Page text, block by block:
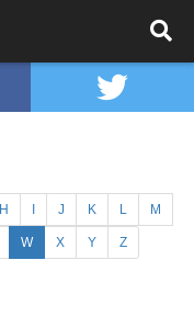
H J K L M
W X Y Z